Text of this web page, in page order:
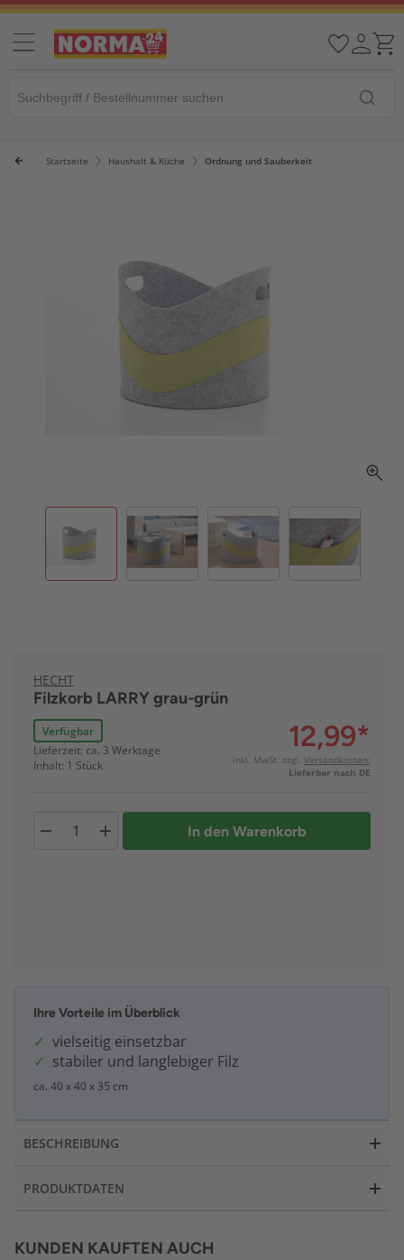
Startseite Haushalt & Küche Ordnung und Sauberkeit
HECHT
Filzkorb LARRY grau-grün
Verfügbar
Lieferzeit: ca. 3 Werktage
Inhalt: 1 Stück
12,99*
inkl. MwSt. zzgl. Versandkosten:
Lieferbar nach DE
In den Warenkorb
Ihre Vorteile im Überblick
vielseitig einsetzbar
stabiler und langlebiger Filz
ca. 40 x 40 x 35 cm
BESCHREIBUNG
PRODUKTDATEN
KUNDEN KAUFTEN AUCH